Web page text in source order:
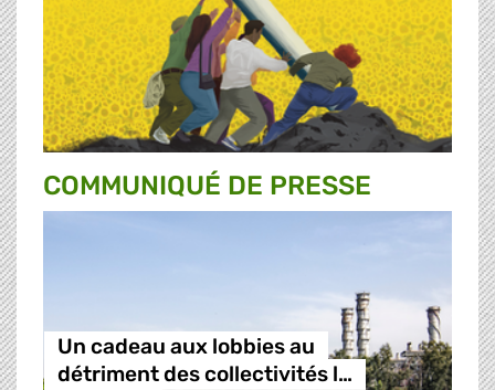
COMMUNIQUÉ DE PRESSE
Un cadeau aux lobbies au
détriment des collectivités l…